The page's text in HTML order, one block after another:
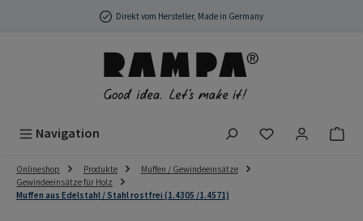
Zum Hauptinhalt springenDirekt vom Hersteller, Made in Germany
Navigation Du hast 0
Onlineshop Produkte
Muffen / Gewindeeinsätze
Gewindeeinsätze für Holz
Muffen aus Edelstahl / Stahl rostfrei (1.4305 /1.4571)